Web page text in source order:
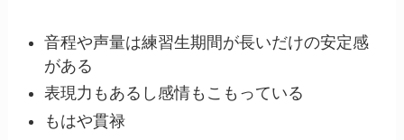
音程や声量は練習生期間が長いだけの安定感
がある
表現力もあるし感情もこもっている
もはや貫禄